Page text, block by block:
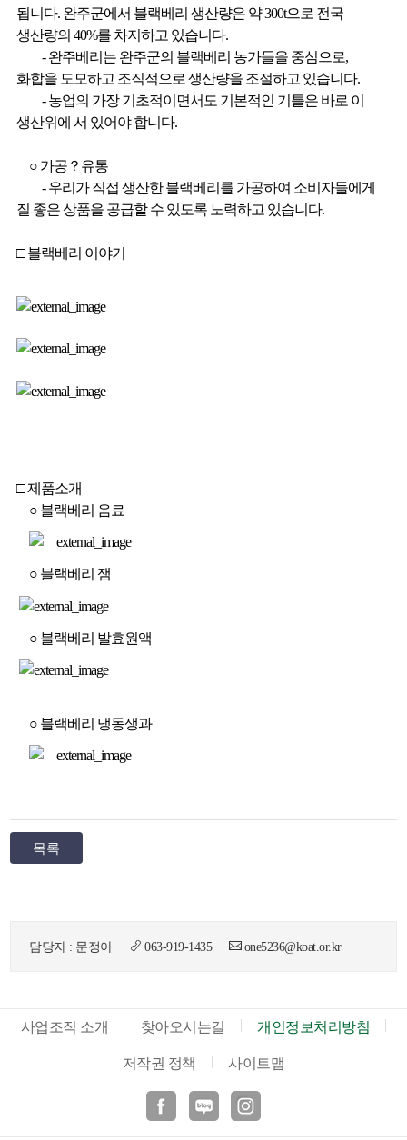
됩니다. 완주군에서 블랙베리 생산량은 약 300t으로 전국
생산량의 40%를 차지하고 있습니다.
-완주베리는 완주군의 블랙베리 농가들을 중심으로,
화합을 도모하고 조직적으로 생산량을 조절하고 있습니다.
-농업의 가장 기초적이면서도 기본적인 기틀은 바로 이
생산위에 서 있어야 합니다.
○ 가공？유통
-우리가 직접 생산한 블랙베리를 가공하여 소비자들에게
질 좋은 상품을 공급할 수 있도록 노력하고 있습니다.
□ 블랙베리 이야기
□ 제품소개
○ 블랙베리 음료
○ 블랙베리 잼
○ 블랙베리 발효원액
○ 블랙베리 냉동생과
목록
담당자 : 문정아 063-919-1435 one5236@koat.or.kr
사업조직 소개 찾아오시는길 개인정보처리방침
저작권 정책 사이트맵
인스타